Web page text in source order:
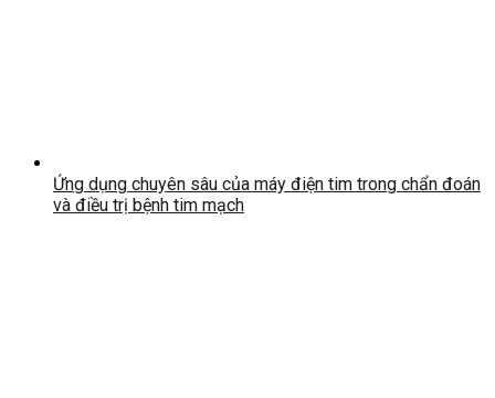
Ứng dụng chuyên sâu của máy điện tim trong chẩn đoán
và điều trị bệnh tim mạch